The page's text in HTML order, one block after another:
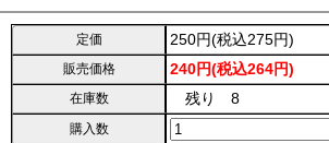
定価 250円(税込275円)
販売価格 240円(税込264円)
在庫数 残り 8
購入数